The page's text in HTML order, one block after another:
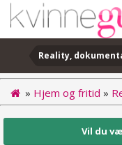
» Hjem og fritid »
Vil du